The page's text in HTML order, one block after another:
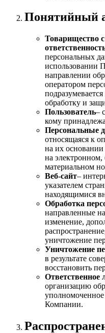
Понятийный
Товарищество
персональных
использовании
направлении
оператором
обработку и
Пользователь–
кому
Персональные
относящаяся к
на их
на
материальном
Веб‑сайт–
указателем
находящимися
Обработка
направленные
изменение,
уничтожение
Уничтожение
в результате
восстановить
Ответственное
организацию
уполномоченное
Компании.